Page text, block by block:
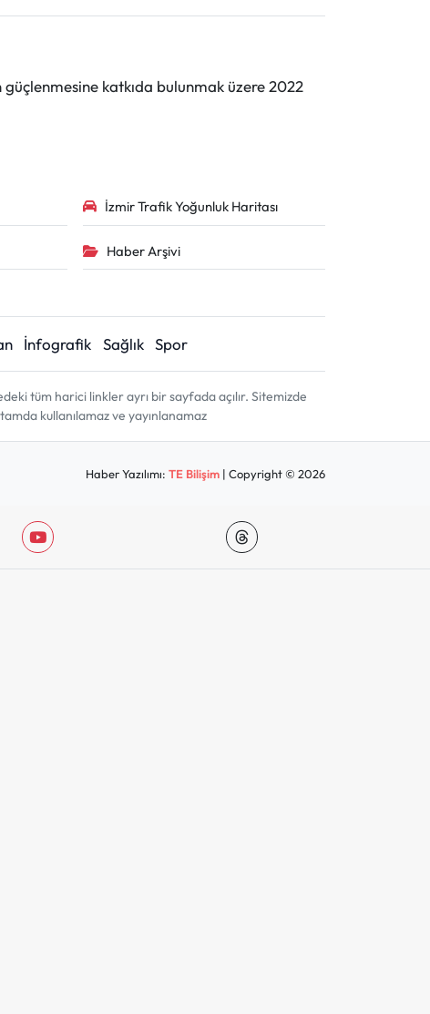
katkıda bulunmak üzere 2022
İzmir Trafik Yoğunluk Haritası
Haber Arşivi
İnfografik Sağlık Spor
tüm harici linkler ayrı bir sayfada açılır. Sitemizde
kullanılamaz ve yayınlanamaz
Haber Yazılımı:TE Bilişim | Copyright © 2026